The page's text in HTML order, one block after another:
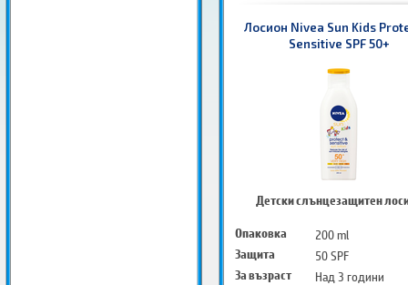
Лосион Nivea Sun Kids
Sensitive SPF 50+
Детски слънцезащитен
Опаковка
200 ml
Защита
50 SPF
За възраст
Над 3 години